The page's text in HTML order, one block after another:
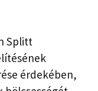
Splitt
érdekében,